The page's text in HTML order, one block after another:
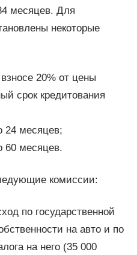
месяцев. Для
некоторые
20% от цены
срок кредитования
24 месяцев;
60 месяцев.
комиссии:
по государственной
на авто и по
на него (35 000